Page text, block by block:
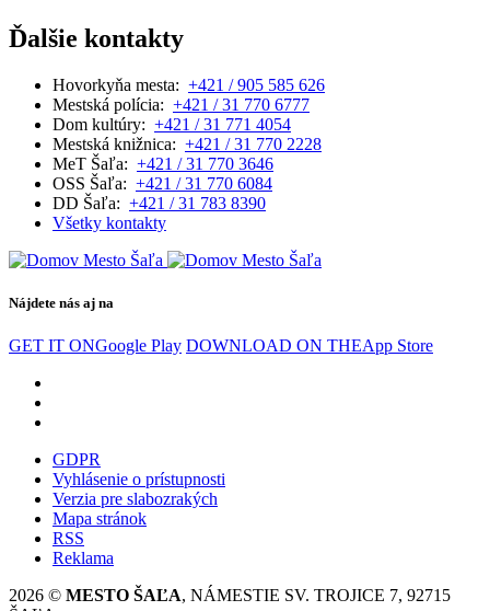
Ďalšie kontakty
Hovorkyňa mesta: +421 / 905 585 626
Mestská polícia: +421 / 31 770 6777
Dom kultúry: +421 / 31 771 4054
Mestská knižnica: +421 / 31 770 2228
MeT Šaľa: +421 / 31 770 3646
OSS Šaľa: +421 / 31 770 6084
DD Šaľa: +421 / 31 783 8390
Všetky kontakty
Nájdete nás aj na
GET IT ONGoogle Play DOWNLOAD ON THEApp Store
GDPR
Vyhlásenie o prístupnosti
Verzia pre slabozrakých
Mapa stránok
RSS
Reklama
2026 © MESTO ŠAĽA, NÁMESTIE SV. TROJICE 7, 92715